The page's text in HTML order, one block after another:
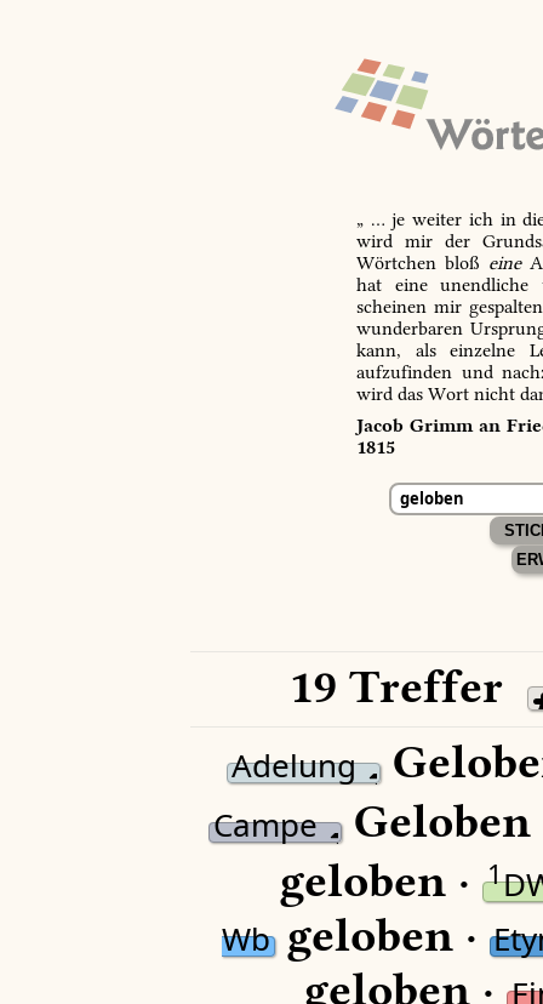
„ … je weiter ich in
wird mir der
Wörtchen bloß eine
hat eine unendliche
scheinen mir
wunderbaren
kann, als einzelne
aufzufinden und
wird das Wort nicht
Jacob Grimm an
1815
19 Treffer
Adelung
Campe Geloben
geloben ·1
Wbgeloben ·
geloben ·